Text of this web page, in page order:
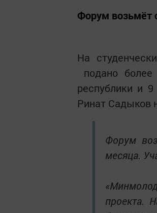
Форум возьмёт
На
подано
республики и
Ринат Садыков
Форум
месяца.
проекта.